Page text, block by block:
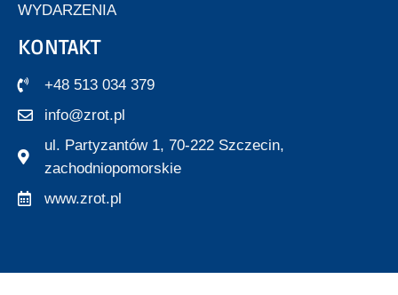
WYDARZENIA
KONTAKT
+48 513 034 379
info@zrot.pl
ul. Partyzantów 1, 70-222 Szczecin,
zachodniopomorskie
www.zrot.pl